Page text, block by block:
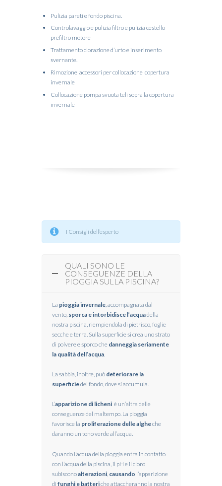
Pulizia pareti e fondo piscina.
Controlavaggio e pulizia filtro e pulizia cestello
prefiltro motore
Trattamento clorazione d’urto e inserimento
svernante.
Rimozione accessori per collocazione copertura
invernale
Collocazione pompa svuota teli sopra la copertura
invernale
I Consigli dell’esperto
QUALI SONO LE
CONSEGUENZE DELLA
PIOGGIA SULLA PISCINA?
La pioggia invernale , accompagnata dal
vento, sporca e intorbidisce l’acquadella
nostra piscina, riempiendola di pietrisco, foglie
secche e terra. Sulla superficie si crea uno strato
di polvere e sporco che danneggia seriamente
la qualità dell’acqua
La sabbia, inoltre, può deteriorare la
superficiedel fondo, dove si accumula.
L’apparizione di licheni è un’altra delle
conseguenze del maltempo. La pioggia
favorisce la proliferazione delle algheche
daranno un tono verde all’acqua.
Quando l’acqua della pioggia entra in contatto
con l’acqua della piscina, il pH e il cloro
subisconoalterazioni causando l’apparizione
di funghi e batteriche attaccheranno la nostra